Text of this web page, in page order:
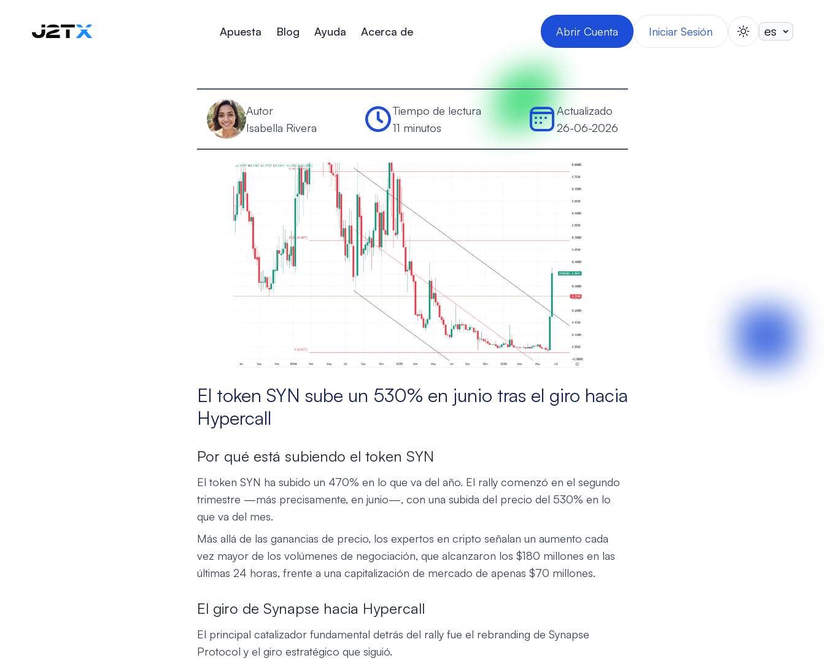
Apuesta Blog Ayuda Acerca de Abrir Cuenta Iniciar Sesión switch theme
Autor
Isabella Rivera
Tiempo de lectura
11 minutos
Actualizado
26-06-2026
El token SYN sube un 530% en junio tras el giro hacia
Hypercall
Por qué está subiendo el token SYN
El token SYN ha subido un 470% en lo que va del año. El rally comenzó en el segundo
trimestre —más precisamente, en junio—, con una subida del precio del 530% en lo
que va del mes.
Más allá de las ganancias de precio, los expertos en cripto señalan un aumento cada
vez mayor de los volúmenes de negociación, que alcanzaron los $180 millones en las
últimas 24 horas, frente a una capitalización de mercado de apenas $70 millones.
El giro de Synapse hacia Hypercall
El principal catalizador fundamental detrás del rally fue el rebranding de Synapse
Protocol y el giro estratégico que siguió.